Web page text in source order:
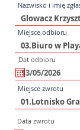
Nazwisko i imię
Miejsce odbioru
Dat odbioru
Miejsce zwrotu
Data zwrotu